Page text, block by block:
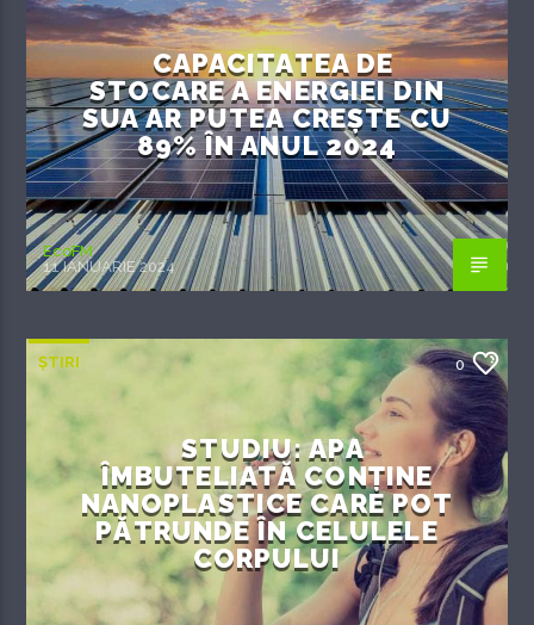
CAPACITATEA DE
STOCARE A ENERGIEI DIN
SUA AR PUTEA CREȘTE CU
89% ÎN ANUL 2024
EcoFM
11 IANUARIE 2024
ȘTIRI 0
STUDIU: APA
ÎMBUTELIATĂ CONȚINE
NANOPLASTICE CARE POT
PĂTRUNDE ÎN CELULELE
CORPULUI